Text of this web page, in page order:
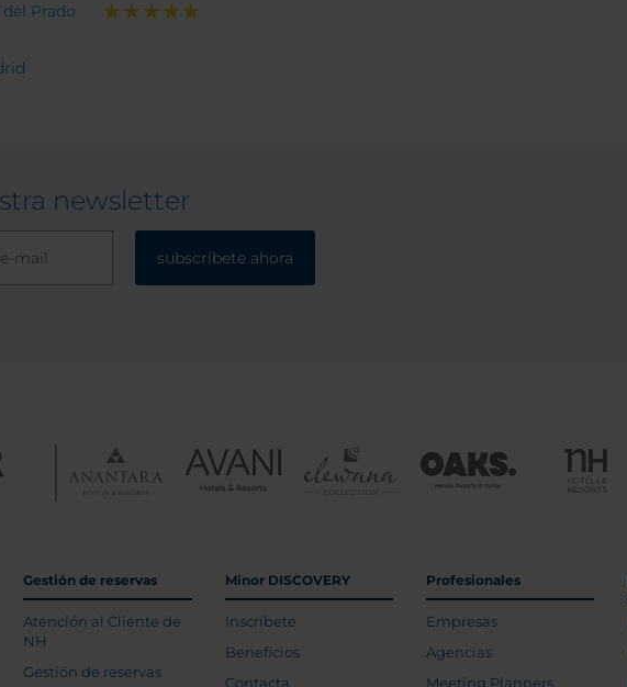
Prado
newsletter
subscríbete ahora
Gestión de reservas
Atención al Cliente de
NH
Gestión de reservas
Minor DISCOVERY
Inscríbete
Beneficios
Contacta
Profesionales
Empresas
Agencias
Meeting Planners